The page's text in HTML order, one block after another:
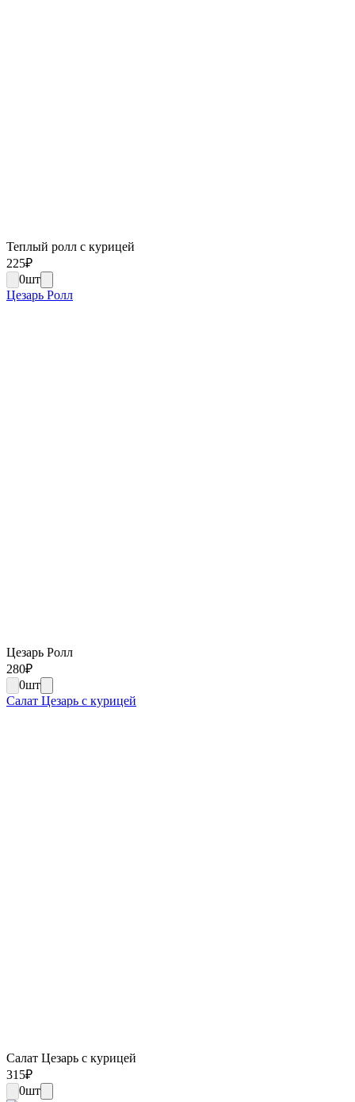
Теплый ролл с курицей
225₽
0шт
Цезарь Ролл
Цезарь Ролл
280₽
0шт
Салат Цезарь с курицей
Салат Цезарь с курицей
315₽
0шт